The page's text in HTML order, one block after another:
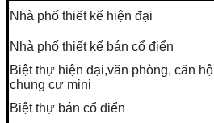
Nhà phố thiết kế hiện đại
Nhà phố thiết kế bán cổ điển
Biệt thự hiện đại,văn phòng, căn
chung cư mini
Biệt thự bán cổ điển